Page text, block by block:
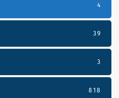
4
39
3
818